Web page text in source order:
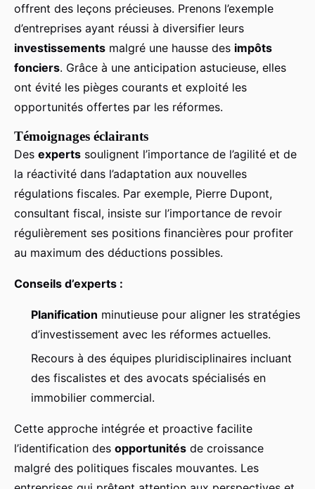
offrent des leçons précieuses. Prenons l’exemple
d’entreprises ayant réussi à diversifier leurs
investissements malgré une hausse des impôts
fonciers. Grâce à une anticipation astucieuse, elles
ont évité les pièges courants et exploité les
opportunités offertes par les réformes.
Témoignages éclairants
Des experts soulignent l’importance de l’agilité et de
la réactivité dans l’adaptation aux nouvelles
régulations fiscales. Par exemple, Pierre Dupont,
consultant fiscal, insiste sur l’importance de revoir
régulièrement ses positions financières pour profiter
au maximum des déductions possibles.
Conseils d’experts :
Planification minutieuse pour aligner les stratégies
d’investissement avec les réformes actuelles.
Recours à des équipes pluridisciplinaires incluant
des fiscalistes et des avocats spécialisés en
immobilier commercial.
Cette approche intégrée et proactive facilite
l’identification des opportunités de croissance
malgré des politiques fiscales mouvantes. Les